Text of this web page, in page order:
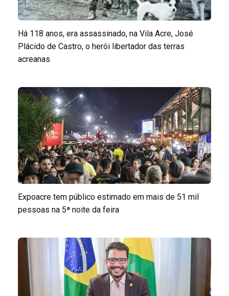
Há 118 anos, era assassinado, na Vila Acre, José
Plácido de Castro, o herói libertador das terras
acreanas
Expoacre tem público estimado em mais de 51 mil
pessoas na 5ª noite da feira